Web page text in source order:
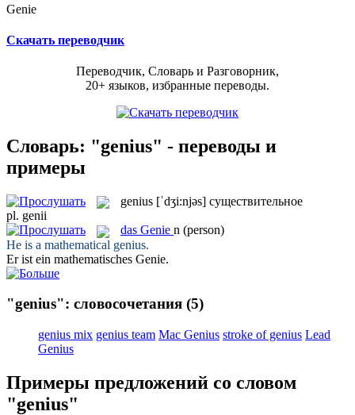
Genie
Скачать переводчик
Переводчик, Словарь и Разговорник,
20+ языков, избранные переводы.
Словарь: "genius" - переводы и
примеры
genius [ˈdʒi:njəs] существительное
pl. genii
das Genie n (person)
He is a mathematical genius.
Er ist ein mathematisches Genie.
"genius": словосочетания (5)
genius mix genius team Mac Genius stroke of genius Lead
Genius
Примеры предложений со словом
"genius"